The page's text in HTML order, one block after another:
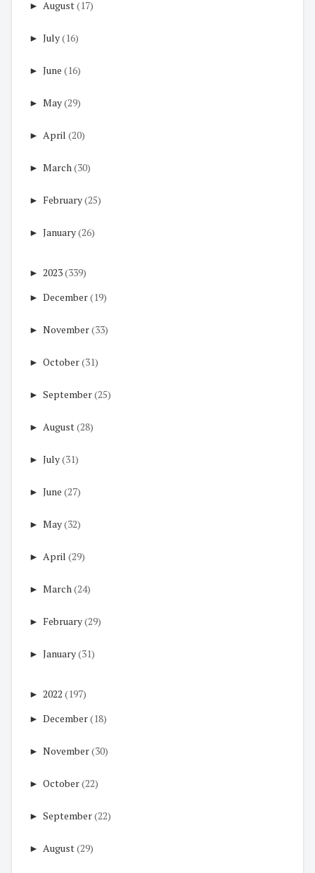
► August(17)
► July(16)
► June (16)
► May(29)
► April (20)
► March(30)
► February(25)
► January(26)
► 2023(339)
► December(19)
► November(33)
► October(31)
► September(25)
► August(28)
► July(31)
► June (27)
► May(32)
► April (29)
► March(24)
► February(29)
► January(31)
► 2022 (197)
► December(18)
► November(30)
► October(22)
► September(22)
► August(29)